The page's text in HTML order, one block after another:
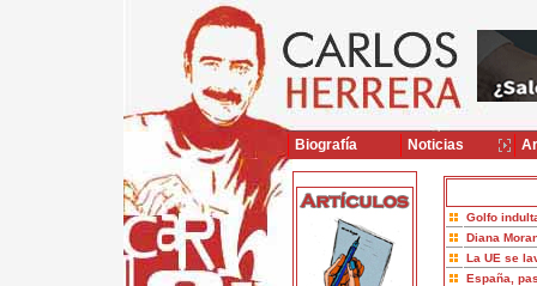
Golfo
Diana
La UE se
España,
Biografía Noticias